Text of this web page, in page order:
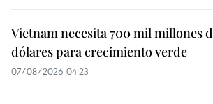
Vietnam necesita 700 mil millones
dólares para crecimiento verde
07/08/2026 04:23